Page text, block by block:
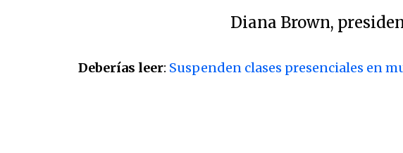
Diana Brown,
Deberías leer: Suspenden clases presenciales en